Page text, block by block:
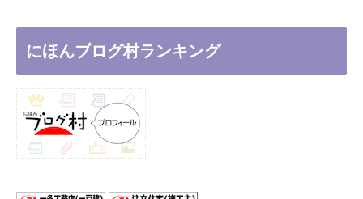
にほんブログ村ランキング